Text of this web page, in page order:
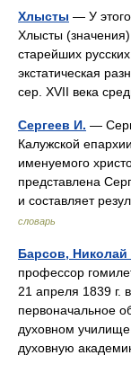
Хлысты — У
Хлысты
старейших
экстатическая
сер. XVII века
Сергеев И. —
Калужской
именуемого
представлена
и составляет
словарь
Барсов,
профессор
21 апреля 1839 г.
первоначальное
духовном
духовную